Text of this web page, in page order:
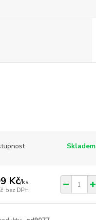
Skladem
Kč/ks
bez DPH